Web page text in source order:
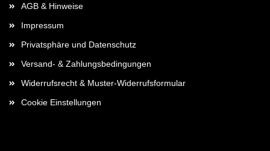
AGB & Hinweise
Impressum
Privatsphäre und Datenschutz
Versand- & Zahlungsbedingungen
Widerrufsrecht & Muster-Widerrufsformular
Cookie Einstellungen